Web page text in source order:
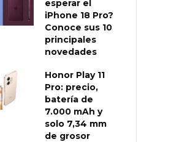
esperar el
iPhone 18 Pro?
Conoce sus 10
principales
novedades
Honor Play 11
Pro: precio,
batería de
7.000 mAh y
solo 7,34 mm
de grosor